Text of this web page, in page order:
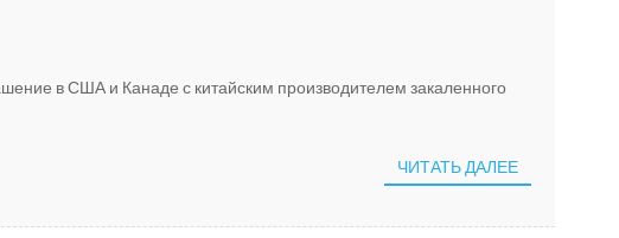
в США и Канаде с китайским производителем закаленного
ЧИТАТЬ ДАЛЕЕ